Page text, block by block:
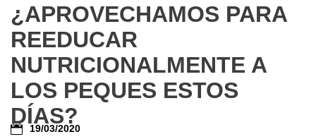
¿APROVECHAMOS PARA
REEDUCAR
NUTRICIONALMENTE A
LOS PEQUES ESTOS
DÍAS?
19/03/2020